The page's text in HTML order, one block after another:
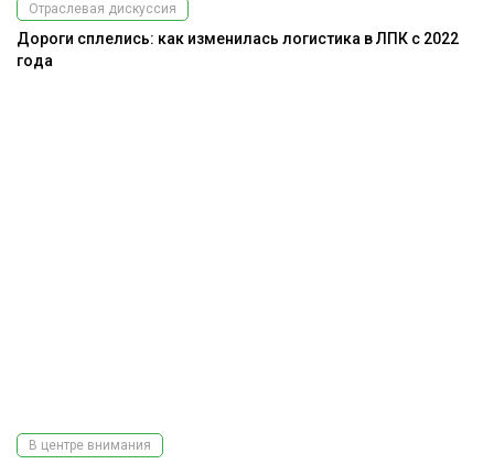
Отраслевая дискуссия
Дороги сплелись: как изменилась логистика в ЛПК с 2022
года
В центре внимания